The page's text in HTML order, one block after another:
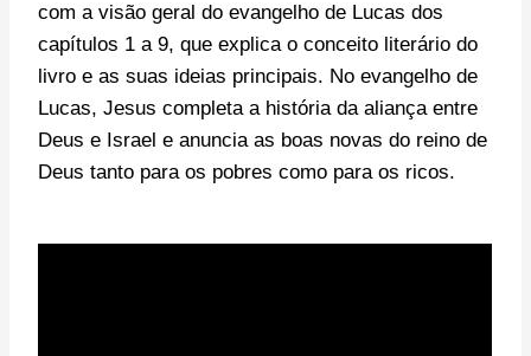
com a visão geral do evangelho de Lucas dos
capítulos 1 a 9, que explica o conceito literário do
livro e as suas ideias principais. No evangelho de
Lucas, Jesus completa a história da aliança entre
Deus e Israel e anuncia as boas novas do reino de
Deus tanto para os pobres como para os ricos.